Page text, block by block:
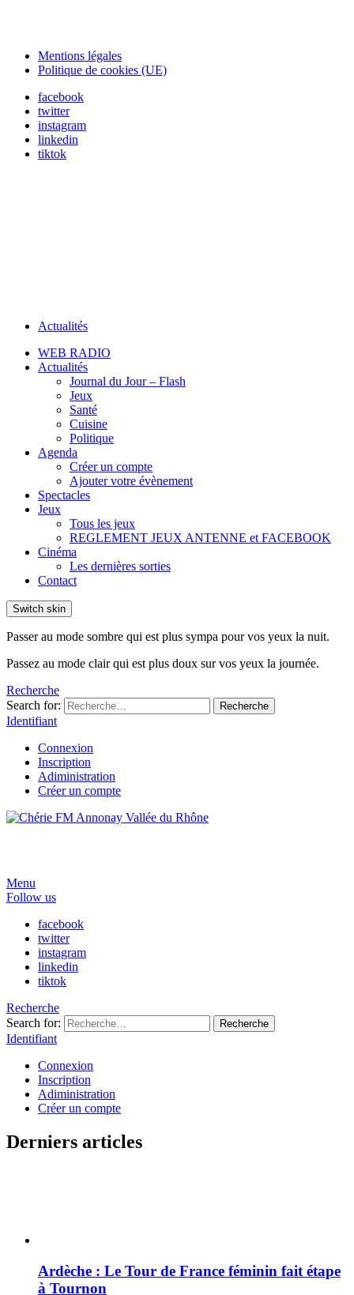
Mentions légales
Politique de cookies (UE)
facebook
twitter
instagram
linkedin
tiktok
Actualités
WEB RADIO
Actualités
Journal du Jour – Flash
Jeux
Santé
Cuisine
Politique
Agenda
Créer un compte
Ajouter votre évènement
Spectacles
Jeux
Tous les jeux
REGLEMENT JEUX ANTENNE et FACEBOOK
Cinéma
Les dernières sorties
Contact
Switch skin
Passer au mode sombre qui est plus sympa pour vos yeux la nuit.
Passez au mode clair qui est plus doux sur vos yeux la journée.
Recherche
Search for:
Recherche
Identifiant
Connexion
Inscription
Adiministration
Créer un compte
Menu
Follow us
facebook
twitter
instagram
linkedin
tiktok
Recherche
Search for:
Recherche
Identifiant
Connexion
Inscription
Adiministration
Créer un compte
Derniers articles
Ardèche : Le Tour de France féminin fait étape
à Tournon